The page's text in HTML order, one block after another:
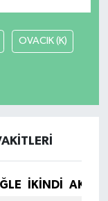
OVACIK (K)
İKINDI